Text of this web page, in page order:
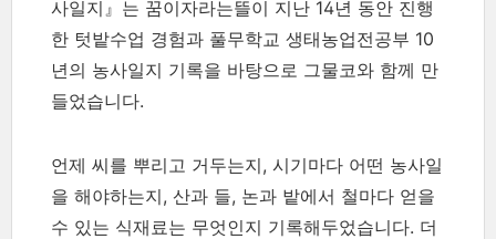
사일지』는 꿈이자라는뜰이 지난 14년 동안 진행
한 텃밭수업 경험과 풀무학교 생태농업전공부 10
년의 농사일지 기록을 바탕으로 그물코와 함께 만
들었습니다.
언제 씨를 뿌리고 거두는지, 시기마다 어떤 농사일
을 해야하는지, 산과 들, 논과 밭에서 철마다 얻을
수 있는 식재료는 무엇인지 기록해두었습니다. 더